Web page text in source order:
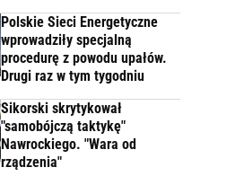
Polskie Sieci Energetyczne
wprowadziły specjalną
procedurę z powodu upałów.
Drugi raz w tym tygodniu
Sikorski skrytykował
"samobójczą taktykę"
Nawrockiego. "Wara od
rządzenia"